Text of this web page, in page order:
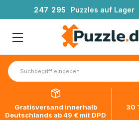
247 295 Puzzles auf Lager
Gratisversand innerhalb
Deutschlands ab 49 € mit DPD
30